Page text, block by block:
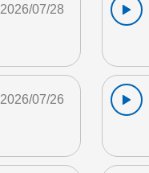
2026/07/28
2026/07/26